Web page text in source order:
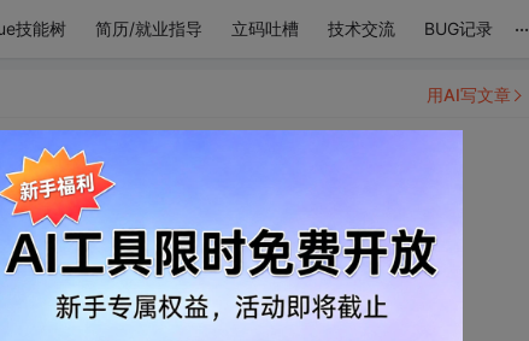
技能树 简历/就业指导 立码吐槽 技术交流 BUG记录 ...
用AI写文章